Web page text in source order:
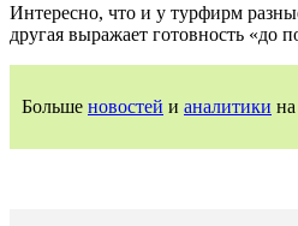
Интересно, что и у турфирм
другая выражает готовность «до
Больше новостей и аналитики